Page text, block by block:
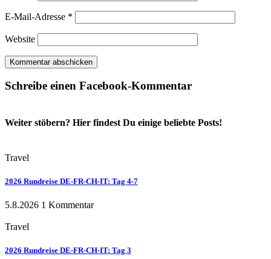
E-Mail-Adresse *
Website
Schreibe einen Facebook-Kommentar
Weiter stöbern? Hier findest Du einige beliebte Posts!
Travel
2026 Rundreise DE-FR-CH-IT: Tag 4-7
5.8.2026 1 Kommentar
Travel
2026 Rundreise DE-FR-CH-IT: Tag 3